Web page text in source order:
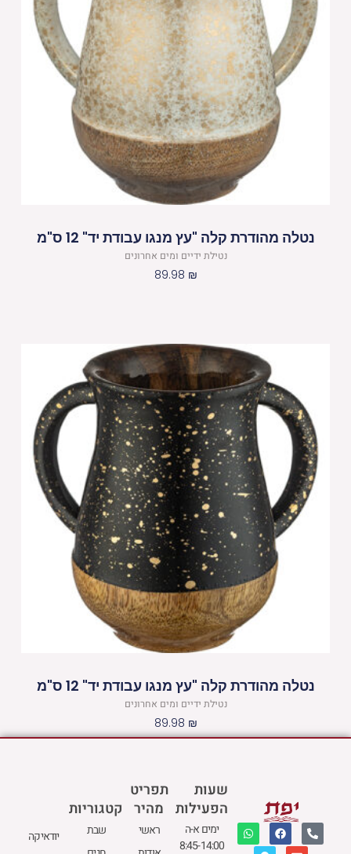
נטלה מהודרת קלה "עץ מנגו עבודת יד" 12 ס"מ
נטילת ידיים ומים אחרונים
89.98 ₪
נטלה מהודרת קלה "עץ מנגו עבודת יד" 12 ס"מ
נטילת ידיים ומים אחרונים
89.98 ₪
שעות
הפעילות
ימים א-ה
8:45-14:00
תפריט
מהיר
ראשי
P
h
o
F
a
c
W
h
a
E
v
M
p
קטגוריות
שבת
יודאיקה